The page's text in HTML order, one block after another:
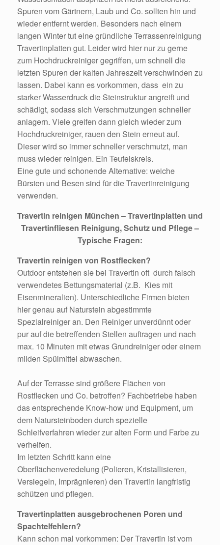
Spuren vom Gärtnern, Laub und Co. sollten hin und
wieder entfernt werden. Besonders nach einem
langen Winter tut eine gründliche Terrassenreinigung
Travertinplatten gut. Leider wird hier nur zu gerne
zum Hochdruckreiniger gegriffen, um schnell die
letzten Spuren der kalten Jahreszeit verschwinden zu
lassen. Dabei kann es vorkommen, dass ein zu
starker Wasserdruck die Steinstruktur angreift und
schädigt, sodass sich Verschmutzungen schneller
anlagern. Viele greifen dann gleich wieder zum
Hochdruckreiniger, rauen den Stein erneut auf.
Dieser wird so immer schneller verschmutzt, man
muss wieder reinigen. Ein Teufelskreis.
Eine gute und schonende Alternative: weiche
Bürsten und Besen sind für die Travertinreinigung
verwenden.
Travertin reinigen München – Travertinplatten und
Travertinfliesen Reinigung, Schutz und Pflege –
Typische Fragen:
Travertin reinigen von Rostflecken?
Outdoor entstehen sie bei Travertin oft durch falsch
verwendetes Bettungsmaterial (z.B. Kies mit
Eisenmineralien). Unterschiedliche Firmen bieten
hier genau auf Naturstein abgestimmte
Spezialreiniger an. Den Reiniger unverdünnt oder
pur auf die betreffenden Stellen auftragen und nach
max. 10 Minuten mit etwas Grundreiniger oder einem
milden Spülmittel abwaschen.
Auf der Terrasse sind größere Flächen von
Rostflecken und Co. betroffen? Fachbetriebe haben
das entsprechende Know-how und Equipment, um
dem Natursteinboden durch spezielle
Schleifverfahren wieder zur alten Form und Farbe zu
verhelfen.
Im letzten Schritt kann eine
Oberflächenveredelung (Polieren, Kristallisieren,
Versiegeln, Imprägnieren) den Travertin langfristig
schützen und pflegen.
Travertinplatten ausgebrochenen Poren und
Spachtelfehlern?
Kann schon mal vorkommen: Der Travertin ist vom